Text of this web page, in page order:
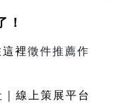
！
裡徵件推薦作
線上策展平台